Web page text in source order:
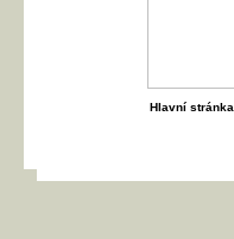
Hlavní stránka